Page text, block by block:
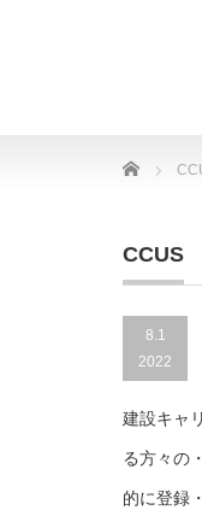
Home
CCUS
8.1
2022
建設キャ
る方々の
的に登録